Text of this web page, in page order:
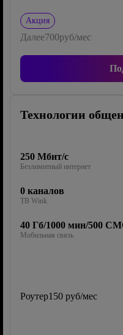
Акция
Далее700руб/мес
Технологии
250 Мбит/с
Безлимитный интернет
0 каналов
ТВ Wink
40 Гб/1000 мин/500
Мобильная связь
Роутер150 руб/мес